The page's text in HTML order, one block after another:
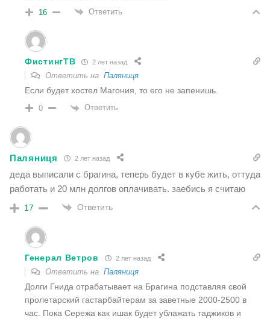
16 Ответить
ФистингТВ 2 лет назад
Ответить на Паляниця
Если будет хостел Магония, то его не запенишь.
0 Ответить
Паляниця 2 лет назад
деда выписали с брагина, теперь будет в кубе жить, оттуда
работать и 20 млн долгов оплачивать. заебись я считаю
17 Ответить
Генерал Ветров 2 лет назад
Ответить на Паляниця
Долги Гнида отрабатывает на Брагина подставляя свой
пролетарский гастарбайтерам за заветные 2000-2500 в
час. Пока Сережа как ишак будет ублажать таджиков и